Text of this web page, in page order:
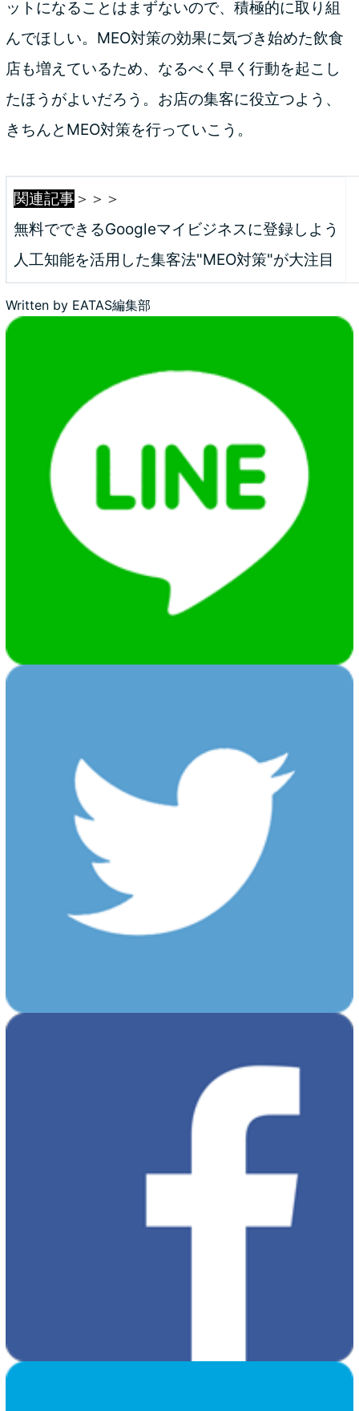
ットになることはまずないので、積極的に取り組
んでほしい。MEO対策の効果に気づき始めた飲食
店も増えているため、なるべく早く行動を起こし
たほうがよいだろう。お店の集客に役立つよう、
きちんとMEO対策を行っていこう。
関連記事＞＞＞
無料でできるGoogleマイビジネスに登録しよう
人工知能を活用した集客法"MEO対策"が大注目
Written by EATAS編集部